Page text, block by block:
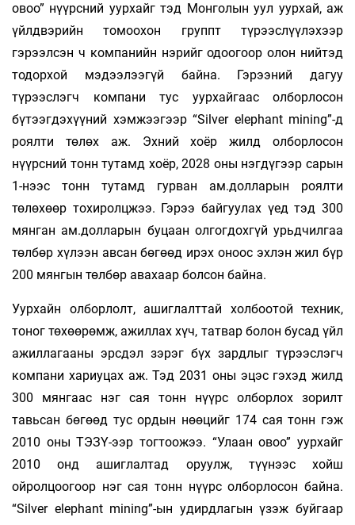
овоо” нүүрсний уурхайг тэд Монголын уул уурхай, аж
үйлдвэрийн томоохон группт түрээслүүлэхээр
гэрээлсэн ч компанийн нэрийг одоогоор олон нийтэд
тодорхой мэдээлээгүй байна. Гэрээний дагуу
түрээслэгч компани тус уурхайгаас олборлосон
бүтээгдэхүүний хэмжээгээр “Silver elephant mining”-д
роялти төлөх аж. Эхний хоёр жилд олборлосон
нүүрсний тонн тутамд хоёр, 2028 оны нэгдүгээр сарын
1-нээс тонн тутамд гурван ам.долларын роялти
төлөхөөр тохиролцжээ. Гэрээ байгуулах үед тэд 300
мянган ам.долларын буцаан олгогдохгүй урьдчилгаа
төлбөр хүлээн авсан бөгөөд ирэх оноос эхлэн жил бүр
200 мянгын төлбөр авахаар болсон байна.
Уурхайн олборлолт, ашиглалттай холбоотой техник,
тоног төхөөрөмж, ажиллах хүч, татвар болон бусад үйл
ажиллагааны эрсдэл зэрэг бүх зардлыг түрээслэгч
компани хариуцах аж. Тэд 2031 оны эцэс гэхэд жилд
300 мянгаас нэг сая тонн нүүрс олборлох зорилт
тавьсан бөгөөд тус ордын нөөцийг 174 сая тонн гэж
2010 оны ТЭЗҮ-ээр тогтоожээ. “Улаан овоо” уурхайг
2010 онд ашиглалтад оруулж, түүнээс хойш
ойролцоогоор нэг сая тонн нүүрс олборлосон байна.
“Silver elephant mining”-ын удирдлагын үзэж буйгаар